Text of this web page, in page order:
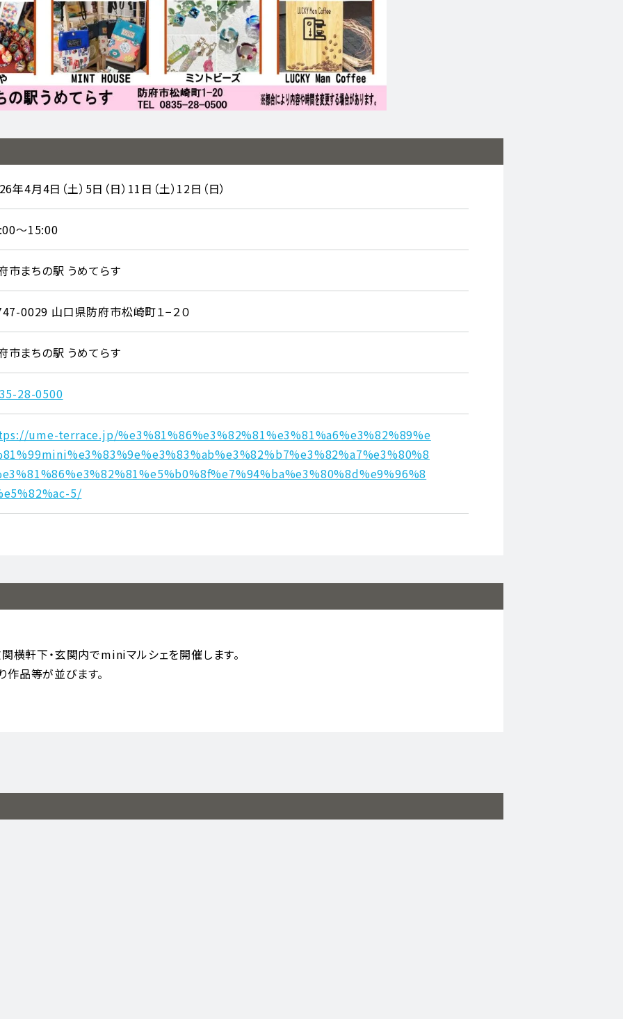
年4月4日（土）5日（日）11日（土）12日（日）
～15:00
市まちの駅 うめてらす
0029 山口県防府市松崎町１−２０
市まちの駅 うめてらす
28-0500
ume-terrace.jp/%e3%81%86%e3%82%81%e3%81%a6%e3%82%89%e
5/
横軒下・玄関内でminiマルシェを開催します。
品等が並びます。